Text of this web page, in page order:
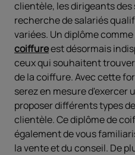
clientèle, les dirigeants
recherche de salariés
variées. Un diplôme comme
coiffureest désormais
ceux qui souhaitent
de la coiffure. Avec cette
serez en mesure d'exercer
proposer différents types
clientèle. Ce diplôme de
également de vous
la vente et du conseil. De